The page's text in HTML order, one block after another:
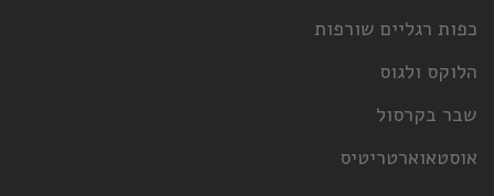
רגליים שורפות
ולגוס
בקרסול